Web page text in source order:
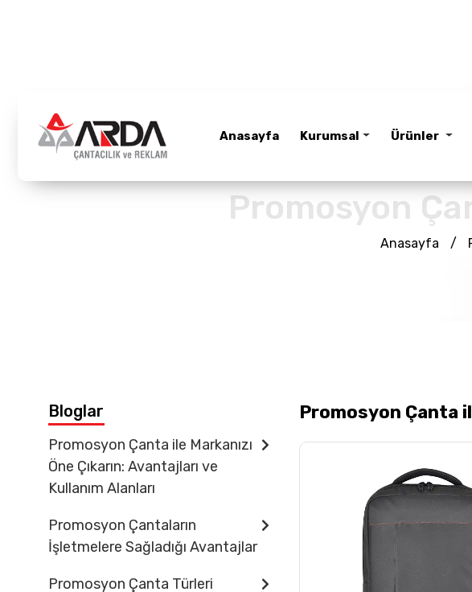
Anasayfa Kurumsal Ürünler
Kurumsal
Ürünler
Promosyon
Anasayfa /
Bloglar
Promosyon Çanta ile Markanızı
Öne Çıkarın: Avantajları ve
Kullanım Alanları
Promosyon Çantaların
İşletmelere Sağladığı Avantajlar
Promosyon Çanta Türleri
Promosyon Çanta